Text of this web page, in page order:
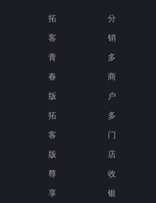
拓
客
青
春
版
拓
客
版
尊
享
分
销
多
商
户
多
门
店
收
银